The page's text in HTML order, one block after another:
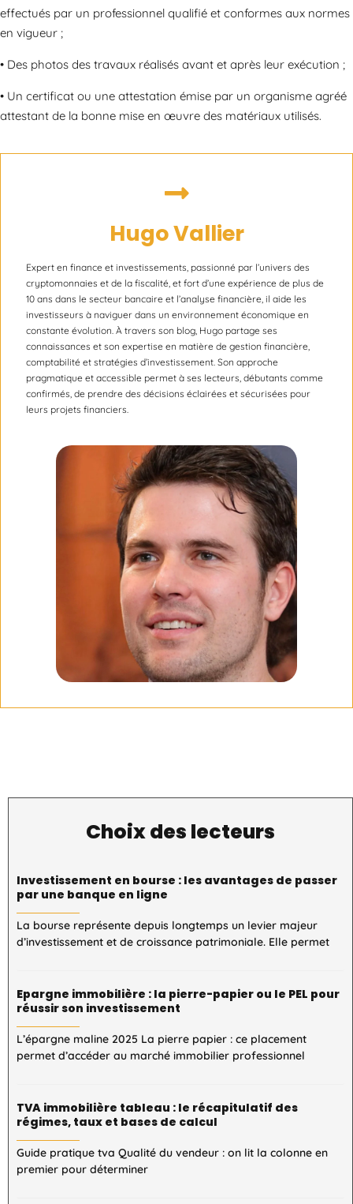
effectués par un professionnel qualifié et conformes aux normes
en vigueur ;
• Des photos des travaux réalisés avant et après leur exécution ;
• Un certificat ou une attestation émise par un organisme agréé
attestant de la bonne mise en œuvre des matériaux utilisés.
Hugo Vallier
Expert en finance et investissements, passionné par l’univers des
cryptomonnaies et de la fiscalité, et fort d’une expérience de plus de
10 ans dans le secteur bancaire et l’analyse financière, il aide les
investisseurs à naviguer dans un environnement économique en
constante évolution. À travers son blog, Hugo partage ses
connaissances et son expertise en matière de gestion financière,
comptabilité et stratégies d’investissement. Son approche
pragmatique et accessible permet à ses lecteurs, débutants comme
confirmés, de prendre des décisions éclairées et sécurisées pour
leurs projets financiers.
Choix des lecteurs
Investissement en bourse : les avantages de passer
par une banque en ligne
La bourse représente depuis longtemps un levier majeur
d’investissement et de croissance patrimoniale. Elle permet
Epargne immobilière : la pierre-papier ou le PEL pour
réussir son investissement
L’épargne maline 2025 La pierre papier : ce placement
permet d’accéder au marché immobilier professionnel
TVA immobilière tableau : le récapitulatif des
régimes, taux et bases de calcul
Guide pratique tva Qualité du vendeur : on lit la colonne en
premier pour déterminer